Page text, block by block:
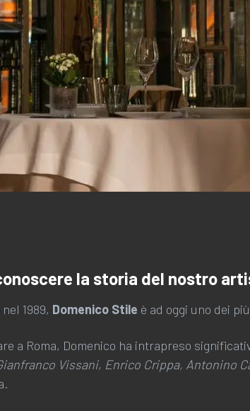
la storia del nostro
1989, Domenico Stile è ad oggi uno dei
a Roma, Domenico ha intrapreso
Vissani, Enrico Crippa, Antonino